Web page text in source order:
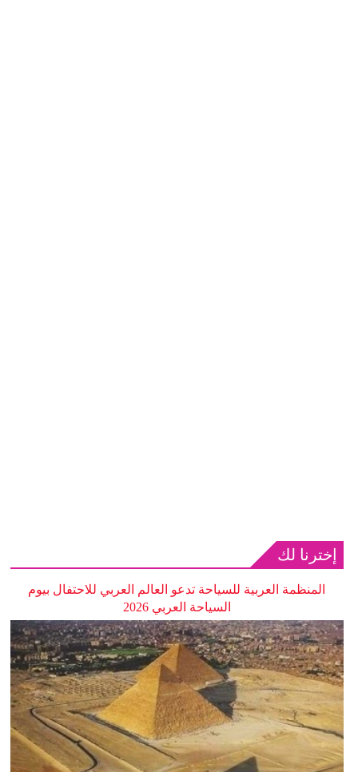
إخترنا لك
المنظمة العربية للسياحة تدعو العالم العربي للاحتفال بيوم
السياحة العربي 2026